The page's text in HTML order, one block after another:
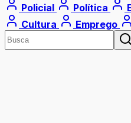
Policial
Política
Cultura
Emprego